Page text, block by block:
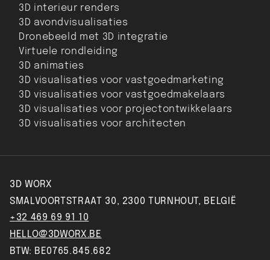
3D interieur renders
3D avondvisualisaties
Dronebeeld met 3D integratie
Virtuele rondleiding
3D animaties
3D visualisaties voor vastgoedmarketing
3D visualisaties voor vastgoedmakelaars
3D visualisaties voor projectontwikkelaars
3D visualisaties voor architecten
3D WORX
SMALVOORTSTRAAT 30, 2300 TURNHOUT, BELGIË
+32 469 69 91 10
HELLO@3DWORX.BE
BTW: BE0765.845.682